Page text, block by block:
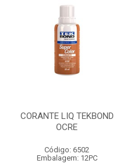
CORANTE LIQ TEKBOND
OCRE
Código: 6502
Embalagem: 12PC